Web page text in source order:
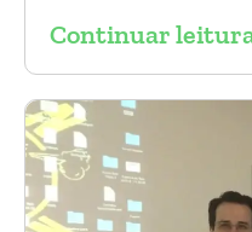
de cirurgia
Amato e do Dr.
Continuar